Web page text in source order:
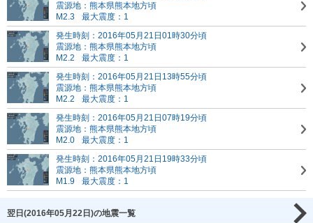
震源地：熊本県熊本地方頃
M2.3
最大震度：1
発生時刻：2016年05月21日01時30分頃
震源地：熊本県熊本地方頃
M2.2
最大震度：1
発生時刻：2016年05月21日13時55分頃
震源地：熊本県熊本地方頃
M2.2
最大震度：1
発生時刻：2016年05月21日07時19分頃
震源地：熊本県熊本地方頃
M2.0
最大震度：1
発生時刻：2016年05月21日19時33分頃
震源地：熊本県熊本地方頃
M1.9
最大震度：1
翌日(2016年05月22日)の地震一覧